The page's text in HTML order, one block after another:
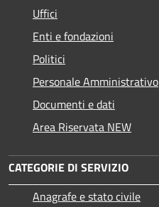
Uffici
Enti e fondazioni
Politici
Personale Amministrativo
Documenti e dati
Area Riservata NEW
CATEGORIE DI SERVIZIO
Anagrafe e stato civile